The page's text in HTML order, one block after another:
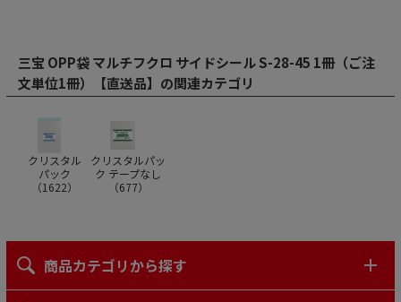
三宝 OPP袋 マルチフクロ サイドシール S-28-45 1冊（ご注
文単位1冊）【直送品】の関連カテゴリ
クリスタル
パック
（1622）
クリスタルパッ
ク テープなし
（677）
商品カテゴリから探す